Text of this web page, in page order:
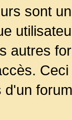
sont
autres